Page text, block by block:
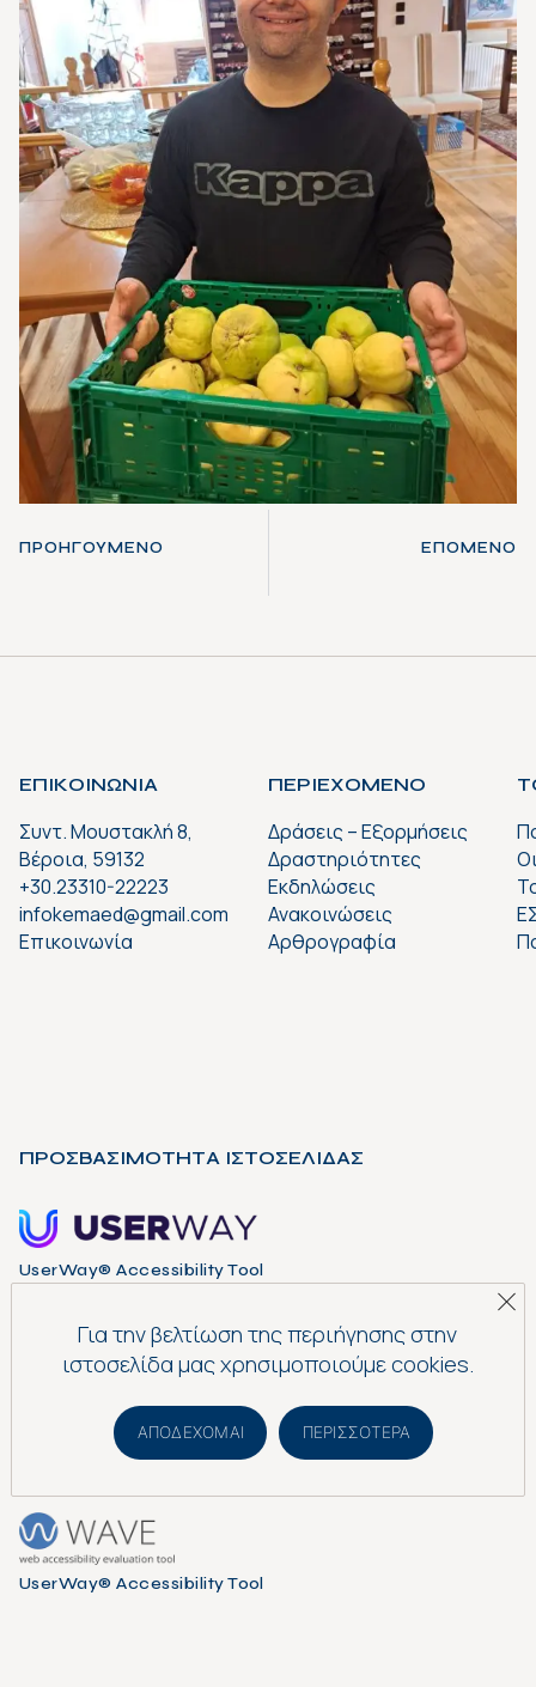
ΠΡΟΗΓΟΎΜΕΝΟ ΕΠΌΜΕΝΟ
ΕΠΙΚΟΙΝΩΝΙΑ
Συντ. Μουστακλή 8,
Βέροια, 59132
+30.23310-22223
infokemaed@gmail.com
Επικοινωνία
ΠΕΡΙΕΧΟΜΕΝΟ
Δράσεις – Εξορμήσεις
Δραστηριότητες
Εκδηλώσεις
Ανακοινώσεις
Αρθρογραφία
ΠΡΟΣΒΑΣΙΜΟΤΗΤΑ ΙΣΤΟΣΕΛΙΔΑΣ
UserWay® Accessibility Tool
WCAG 2.0 Level AA Accessibility Tool
UserWay® Accessibility Tool
Για την βελτίωση της περιήγησης στην
ιστοσελίδα μας χρησιμοποιούμε cookies.
ΑΠΟΔΈΧΟΜΑΙ ΠΕΡΙΣΣΌΤΕΡΑ